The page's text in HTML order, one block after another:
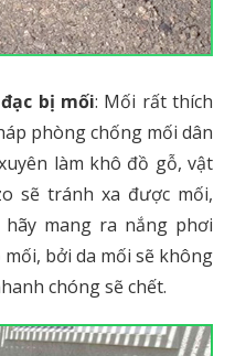
bị mối: Mối rất thích
phòng chống mối dân
làm khô đồ gỗ, vật
sẽ tránh xa được mối,
mang ra nắng phơi
bởi da mối sẽ không
chóng sẽ chết.